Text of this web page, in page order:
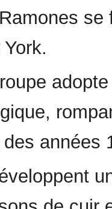
se
des années